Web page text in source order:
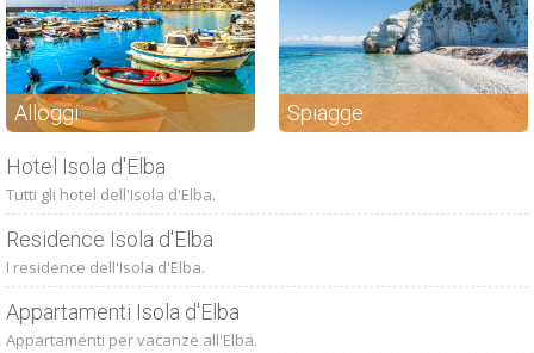
Alloggi Spiagge
Hotel Isola d'Elba
Tutti gli hotel dell'Isola d'Elba.
Residence Isola d'Elba
I residence dell'Isola d'Elba.
Appartamenti Isola d'Elba
Appartamenti per vacanze all'Elba.